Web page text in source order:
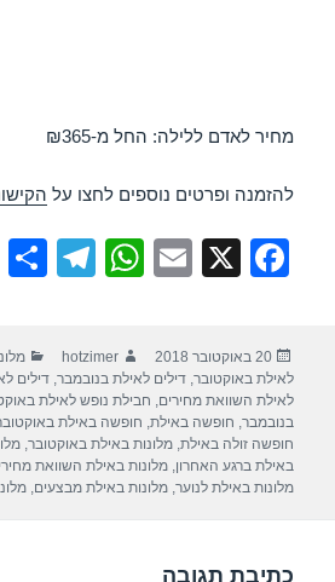
מחיר לאדם ללילה: החל מ-₪365
להזמנה ופרטים נוספים לחצו על
F
e
b
o
o
X
E
W
s
A
p
p
T
gr
a
m
פורסם
בתאריך
20 באוקטובר 2018 מחבר
hotzimer
לאילת באוקטובר,דילים לאילת בנובמבר,דילים
לאילת השוואת מחירים, חבילת נופש לאילת
בנובמבר, חופשה באילת, חופשה באילת
חופשה זולה באילת,מלונות באילת באוקטובר,
באילת ברגע האחרון,מלונות באילת השוואת
מלונות באילת לנוער,מלונות באילת מבצעים,
כתיבת תגובה